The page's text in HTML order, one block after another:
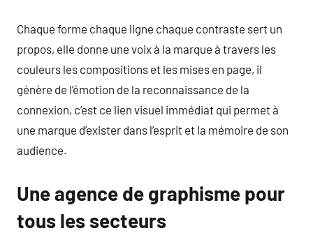
Chaque forme chaque ligne chaque contraste sert un
propos, elle donne une voix à la marque à travers les
couleurs les compositions et les mises en page, il
génère de l’émotion de la reconnaissance de la
connexion, c’est ce lien visuel immédiat qui permet à
une marque d’exister dans l’esprit et la mémoire de son
audience.
Une agence de graphisme pour
tous les secteurs